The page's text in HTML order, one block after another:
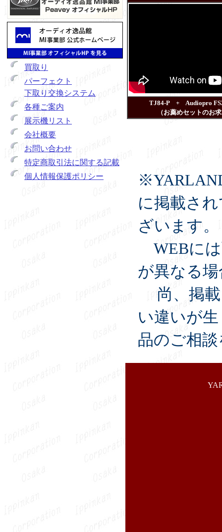
買取り
パーフェクト
下取り交換システム
各種ご案内
展示機リスト
会社概要
お問い合わせ
特定商取引法に関する記載
個人情報保護ポリシー
TJ84-P + Audiopro
（お薦めセットのお
に掲載さ
ざいます。
WEBには
が異なる
尚、掲
い違いが
品のご相